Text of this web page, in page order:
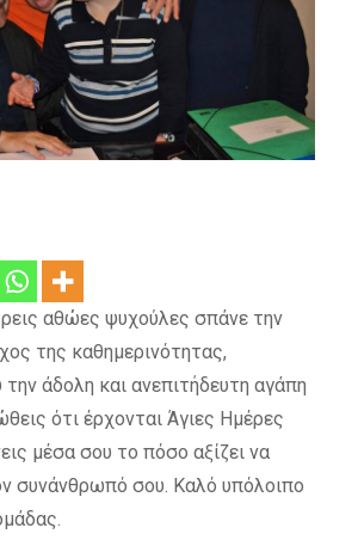
αθώες ψυχούλες σπάνε την
της καθημερινότητας,
άδολη και ανεπιτήδευτη αγάπη
ότι έρχονται Άγιες Ημέρες
μέσα σου το πόσο αξίζει να
συνάνθρωπό σου. Καλό υπόλοιπο